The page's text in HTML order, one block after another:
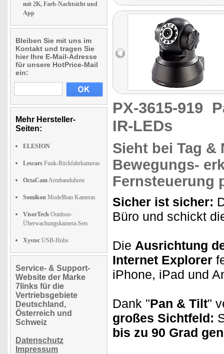
mit 2K, Farb-Nachtsicht und
App
Bleiben Sie mit uns im
Kontakt und tragen Sie
hier Ihre E-Mail-Adresse
für unsere HotPrice-Mail
ein:
Mehr Hersteller-
Seiten:
ELESION
Lescars Funk-Rückfahrkameras
OctaCamArmbanduhren
Somikon Modellbau Kameras
VisorTech Outdoor-
Überwachungskamera-Sets
Xystec USB-Hubs
Service- & Support-
Website der Marke
7links für die
Vertriebsgebiete
Deutschland,
Österreich und
Schweiz
Datenschutz
Impressum
PX-3615-919
IR-LEDs
Sieht bei Tag &
Bewegungs-
Fernsteuerung
Sicher ist sicher:
Büro und schickt
Die Ausrichtung
Internet Explorer
iPhone, iPad und
Dank "Pan & Tilt"
großes Sichtfeld:
bis zu 90 Grad